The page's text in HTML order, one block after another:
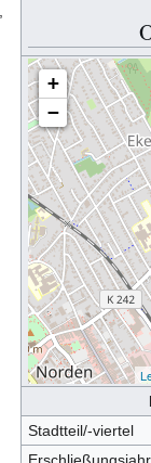
+
−
Stadtteil/-viertel
Erschließungsjahr